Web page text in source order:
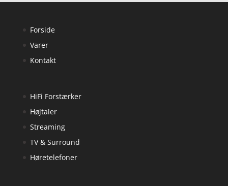
Forside
Varer
Kontakt
HiFi Forstærker
Højtaler
Streaming
TV & Surround
Høretelefoner